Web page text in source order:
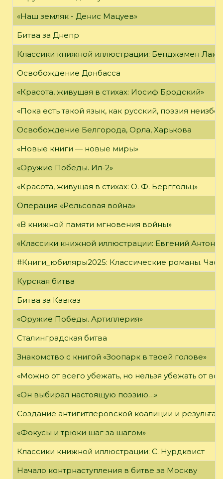
«Наш земляк - Денис Мацуев»
Битва за Днепр
Классики книжной иллюстрации: Бенджамен
Освобождение Донбасса
«Красота, живущая в стихах: Иосиф Бродский»
«Пока есть такой язык, как русский, поэзия
Освобождение Белгорода, Орла, Харькова
«Новые книги — новые миры»
«Оружие Победы. Ил-2»
«Красота, живущая в стихах: О. Ф. Берггольц»
Операция «Рельсовая война»
«В книжной памяти мгновения войны»
«Классики книжной иллюстрации: Евгений
#Книги_юбиляры2025: Классические романы.
Курская битва
Битва за Кавказ
«Оружие Победы. Артиллерия»
Сталинградская битва
Знакомство с книгой «Зоопарк в твоей голове»
«Можно от всего убежать, но нельзя убежать от
«Он выбирал настоящую поэзию…»
Создание антигитлеровской коалиции и
«Фокусы и трюки шаг за шагом»
Классики книжной иллюстрации: С. Нурдквист
Начало контрнаступления в битве за Москву